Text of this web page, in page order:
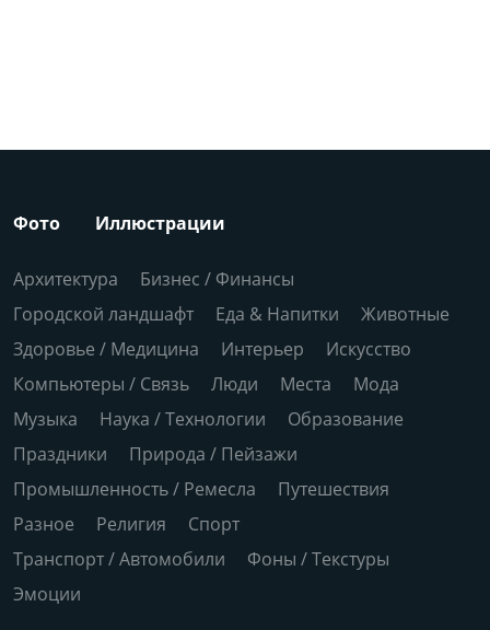
Фото Иллюстрации
Архитектура
Бизнес / Финансы
Городской ландшафт
Еда & Напитки
Животные
Здоровье / Медицина
Интерьер
Искусство
Компьютеры / Связь
Люди Места
Мода
Музыка
Наука / Технологии
Образование
Праздники
Природа / Пейзажи
Промышленность / Ремесла
Путешествия
Разное
Религия
Спорт
Транспорт / Автомобили
Фоны / Текстуры
Эмоции